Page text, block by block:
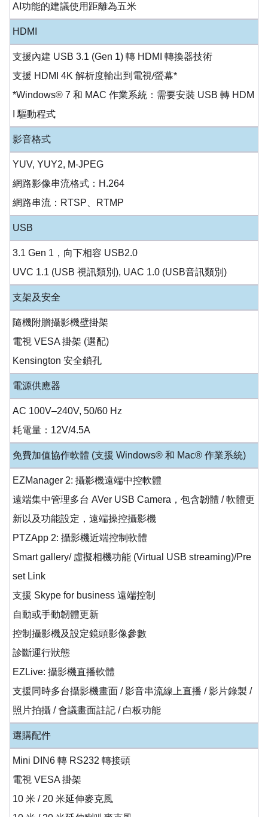
AI功能的建議使用距離為五米
HDMI
支援內建 USB 3.1 (Gen 1) 轉 HDMI 轉換器技術
支援 HDMI 4K 解析度輸出到電視/螢幕*
*Windows® 7 和 MAC 作業系統：需要安裝 USB 轉 HDM
I 驅動程式
影音格式
YUV, YUY2, M-JPEG
網路影像串流格式：H.264
網路串流：RTSP、RTMP
USB
3.1 Gen 1，向下相容 USB2.0
UVC 1.1 (USB 視訊類別), UAC 1.0 (USB音訊類別)
支架及安全
隨機附贈攝影機壁掛架
電視 VESA 掛架 (選配)
Kensington 安全鎖孔
電源供應器
AC 100V–240V, 50/60 Hz
耗電量：12V/4.5A
免費加值協作軟體 (支援 Windows® 和 Mac® 作業系統)
EZManager 2: 攝影機遠端中控軟體
遠端集中管理多台 AVer USB Camera，包含韌體 / 軟體更
新以及功能設定，遠端操控攝影機
PTZApp 2: 攝影機近端控制軟體
Smart gallery/ 虛擬相機功能 (Virtual USB streaming)/Pre
set Link
支援 Skype for business 遠端控制
自動或手動韌體更新
控制攝影機及設定鏡頭影像參數
診斷運行狀態
EZLive: 攝影機直播軟體
支援同時多台攝影機畫面 / 影音串流線上直播 / 影片錄製 /
照片拍攝 / 會議畫面註記 / 白板功能
選購配件
Mini DIN6 轉 RS232 轉接頭
電視 VESA 掛架
10 米 / 20 米延伸麥克風